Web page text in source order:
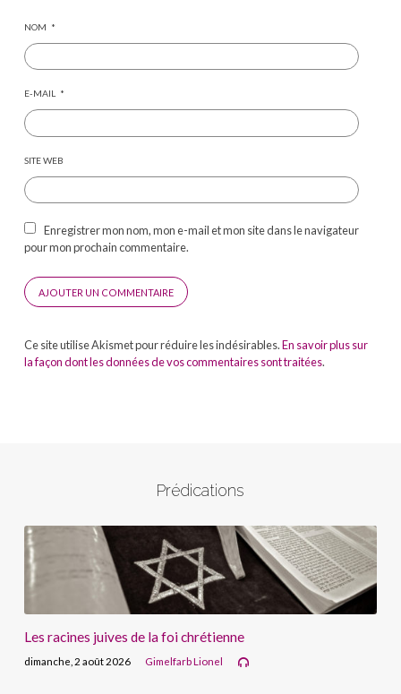
NOM *
E-MAIL *
SITE WEB
Enregistrer mon nom, mon e-mail et mon site dans le navigateur
pour mon prochain commentaire.
Ce site utilise Akismet pour réduire les indésirables.En savoir plus sur
la façon dont les données de vos commentaires sont traitées.
Prédications
Les racines juives de la foi chrétienne
dimanche, 2 août 2026 Gimelfarb Lionel